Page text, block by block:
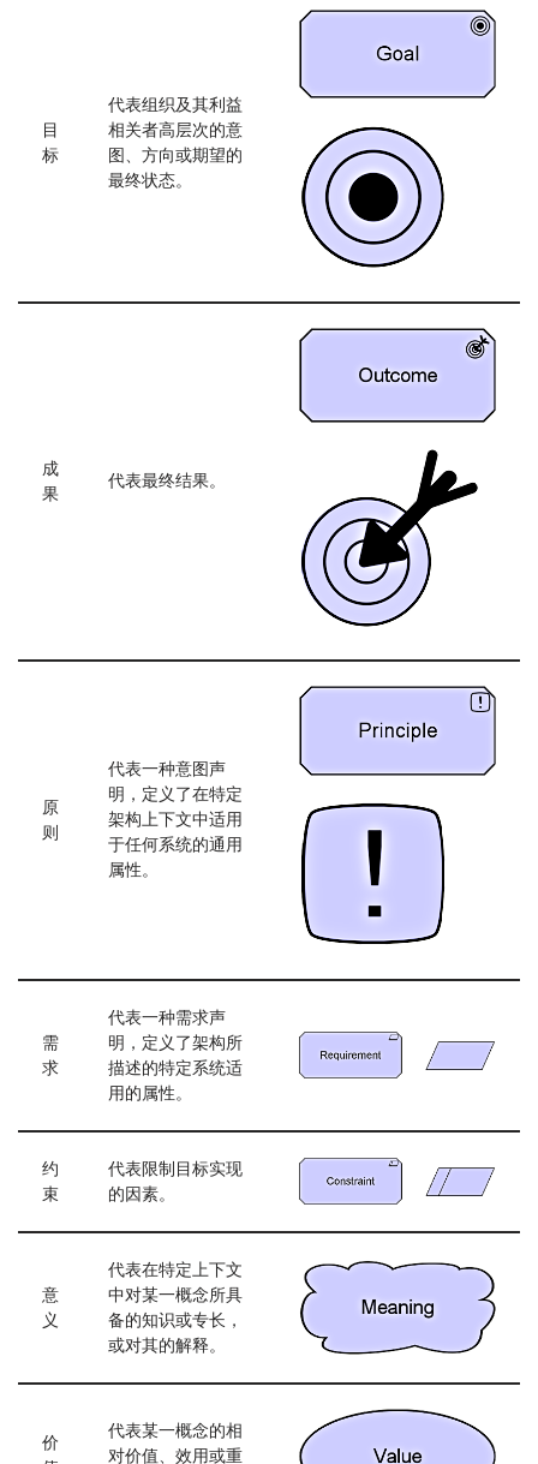
目
标
代表组织及其利益
相关者高层次的意
图、方向或期望的
最终状态。
成
果
代表最终结果。
原
则
代表一种意图声
明，定义了在特定
架构上下文中适用
于任何系统的通用
属性。
需
求
代表一种需求声
明，定义了架构所
描述的特定系统适
用的属性。
约
束
代表限制目标实现
的因素。
意
义
代表在特定上下文
中对某一概念所具
备的知识或专长，
或对其的解释。
价
代表某一概念的相
对价值、效用或重